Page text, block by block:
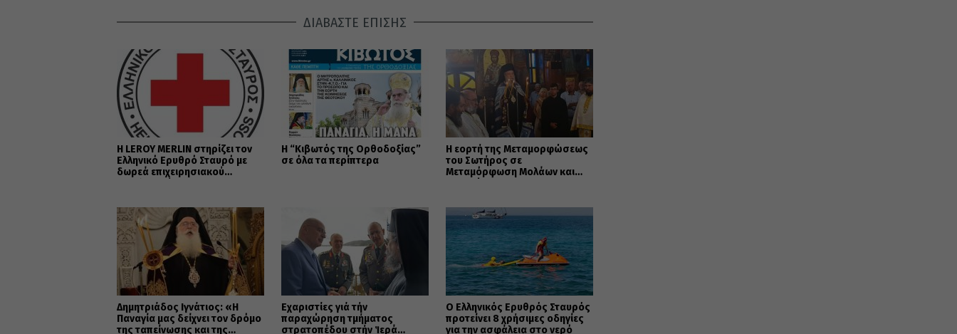
ΔΙΑΒΑΣΤΕ ΕΠΙΣΗΣ
Η LEROY MERLIN στηρίζει τον
Ελληνικό Ερυθρό Σταυρό με
δωρεά επιχειρησιακού
καταστροφικών πυρκαγιών
Η “Κιβωτός της Ορθοδοξίας”
σε όλα τα περίπτερα
Η εορτή της Μεταμορφώσεως
του Σωτήρος σε
Μεταμόρφωση Μολάων και
Δημητριάδος Ιγνάτιος: «Η
Παναγία μας δείχνει τον δρόμο
της ταπείνωσης και της
Εὐχαριστίες γιά τήν
παραχώρηση τμήματος
στρατοπέδου στήν Ἱερά
Ο Ελληνικός Ερυθρός Σταυρός
προτείνει 8 χρήσιμες οδηγίες
για την ασφάλεια στο νερό